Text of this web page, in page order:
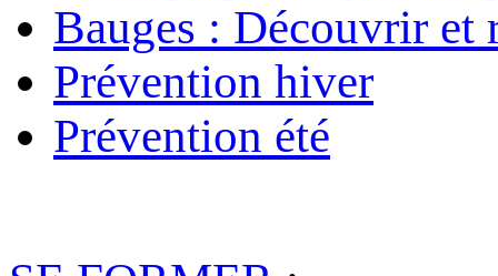
Bauges : Découvrir et
Prévention hiver
Prévention été